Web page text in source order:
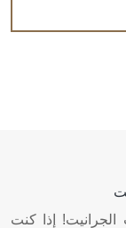
إذا كنت